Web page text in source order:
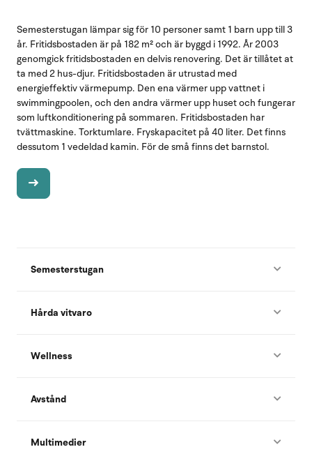
Semesterstugan lämpar sig för 10 personer samt 1 barn upp till 3
år. Fritidsbostaden är på 182 m² och är byggd i 1992. År 2003
genomgick fritidsbostaden en delvis renovering. Det är tillåtet at
ta med 2 hus-djur. Fritidsbostaden är utrustad med
energieffektiv värmepump. Den ena värmer upp vattnet i
swimmingpoolen, och den andra värmer upp huset och fungerar
som luftkonditionering på sommaren. Fritidsbostaden har
tvättmaskine. Torktumlare. Fryskapacitet på 40 liter. Det finns
dessutom 1 vedeldad kamin. För de små finns det barnstol.
Semesterstugan
Hårda vitvaro
Wellness
Avstånd
Multimedier